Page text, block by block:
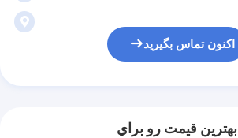
اکنون تماس بگیرید
بهترين قيمت رو براي